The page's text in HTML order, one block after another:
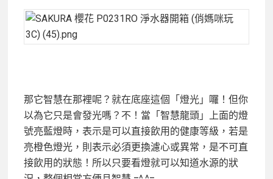
那它智慧在那裡呢？就在底座這個「燈光」囉！但你
以為它只是會發光嗎？不！當「智慧龍頭」上面的燈
號亮藍燈時，表示是可以直接飲用的健康等級，若是
亮橙色燈光，則表示必須更換濾心或異常，是不可直
接飲用的狀態！所以只要看燈就可以知道水源的狀